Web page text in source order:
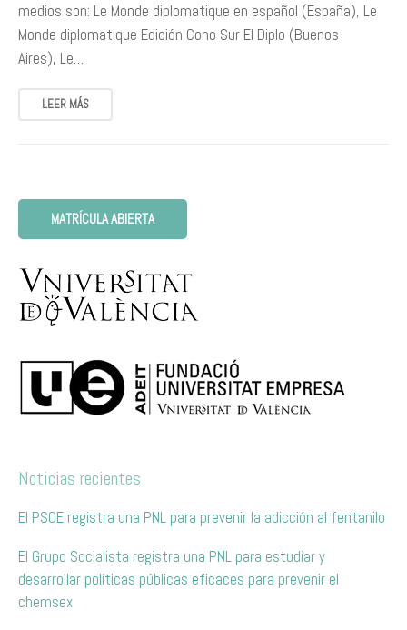
medios son: Le Monde diplomatique en español (España), Le
Monde diplomatique Edición Cono Sur El Diplo (Buenos
Aires), Le…
LEER MÁS
MATRÍCULA ABIERTA
Noticias recientes
El PSOE registra una PNL para prevenir la adicción al fentanilo
El Grupo Socialista registra una PNL para estudiar y
desarrollar políticas públicas eficaces para prevenir el
chemsex